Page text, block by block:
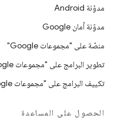
مدوّنة Android
مدوّنة أمان Google
منصّة على "مجموعات Google"
تطوير البرامج على "مجموعات Google"
تكييف البرامج على "مجموعات Google"
الحصول على المساعدة